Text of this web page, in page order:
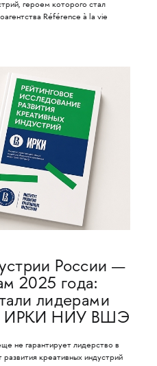
героем которого стал
Référence à la vie
России —
2025 года:
лидерами
ИРКИ НИУ ВШЭ
не гарантирует лидерство в
креативных индустрий